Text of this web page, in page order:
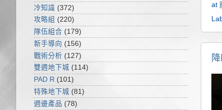
at
冷知識 (372)
攻略組 (220)
隊伍組合 (179)
新手導向 (156)
戰術分析 (127)
雙週地下城 (114)
PAD R (101)
特殊地下城 (81)
週邊產品 (78)